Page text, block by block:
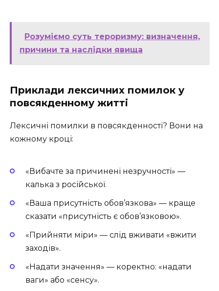
Розуміємо суть тероризму: визначення,
причини та наслідки явища
Приклади лексичних помилок у
повсякденному житті
Лексичні помилки в повсякденності? Вони на
кожному кроці:
«Вибачте за причинені незручності» —
калька з російської.
«Ваша присутність обов’язкова» — краще
сказати «присутність є обов’язковою».
«Прийняти міри» — слід вживати «вжити
заходів».
«Надати значення» — коректно: «надати
ваги» або «сенсу».